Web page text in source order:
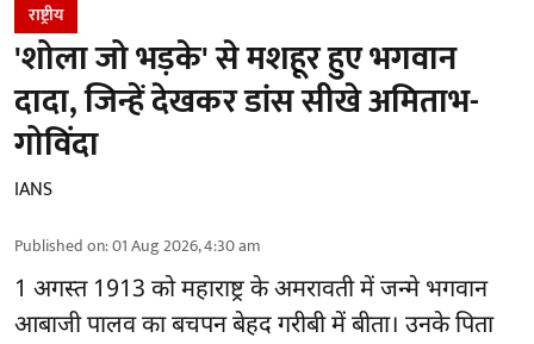
राष्ट्रीय
'शोला जो भड़के' से मशहूर हुए भगवान
दादा, जिन्हें देखकर डांस सीखे अमिताभ-
गोविंदा
IANS
Published on:01 Aug 2026, 4:30 am
1 अगस्त 1913 को महाराष्ट्र के अमरावती में जन्मे भगवान
आबाजी पालव का बचपन बेहद गरीबी में बीता। उनके पिता